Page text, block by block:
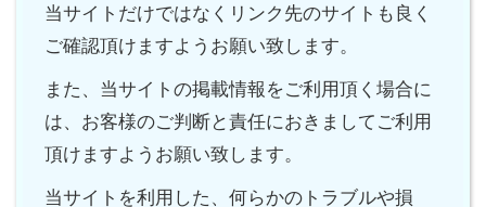
当サイトだけではなくリンク先のサイトも良く
ご確認頂けますようお願い致します。
また、当サイトの掲載情報をご利用頂く場合に
は、お客様のご判断と責任におきましてご利用
頂けますようお願い致します。
当サイトを利用した、何らかのトラブルや損